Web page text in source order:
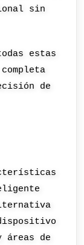
sin
estas
de
de